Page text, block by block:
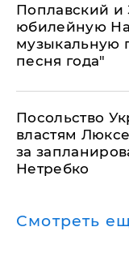
Поплавский и
юбилейную
музыкальную
песня года"
Посольство
властям
за
Нетребко
Смотреть